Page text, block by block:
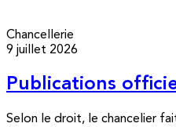
Chancellerie
9 juillet 2026
Publications
Selon le droit, le chancelier